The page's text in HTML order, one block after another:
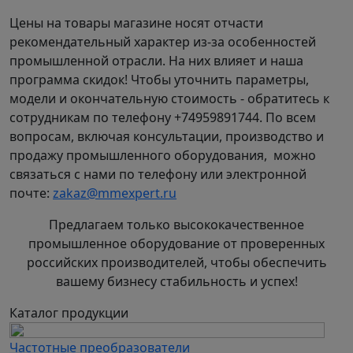
Преимущества применения консольных насосов
ЦМК Иртыш:
незначительная вибрация благодаря
фланцевому креплению двигателя
непосредственно к корпусу насоса;
надежность работы обеспечивается
использованием цельного вала и
специальных подшипников;
простота эксплуатации за счет
использования торцового уплотнения,
независимого от направления вращения.
Условные обозначения: на примере Иртыш-
ЦМК-1 32/125-1,5/2:
Моноблочный Консольный насос
1 - вариант подрезки рабочего колеса;
Цены на товары магазине носят отчасти
рекомендательный характер из-за особенностей
промышленной отрасли. На них влияет и наша
программа скидок! Чтобы уточнить параметры,
модели и окончательную стоимость - обратитесь к
сотрудникам по телефону +74959891744. По всем
вопросам, включая консультации, производство и
продажу промышленного оборудования, можно
связаться с нами по телефону или электронной
почте: zakaz@mmexpert.ru
Предлагаем только высококачественное
промышленное оборудование от проверенных
российских производителей, чтобы обеспечить
вашему бизнесу стабильность и успех!
Каталог продукции
Частотные преобразователи